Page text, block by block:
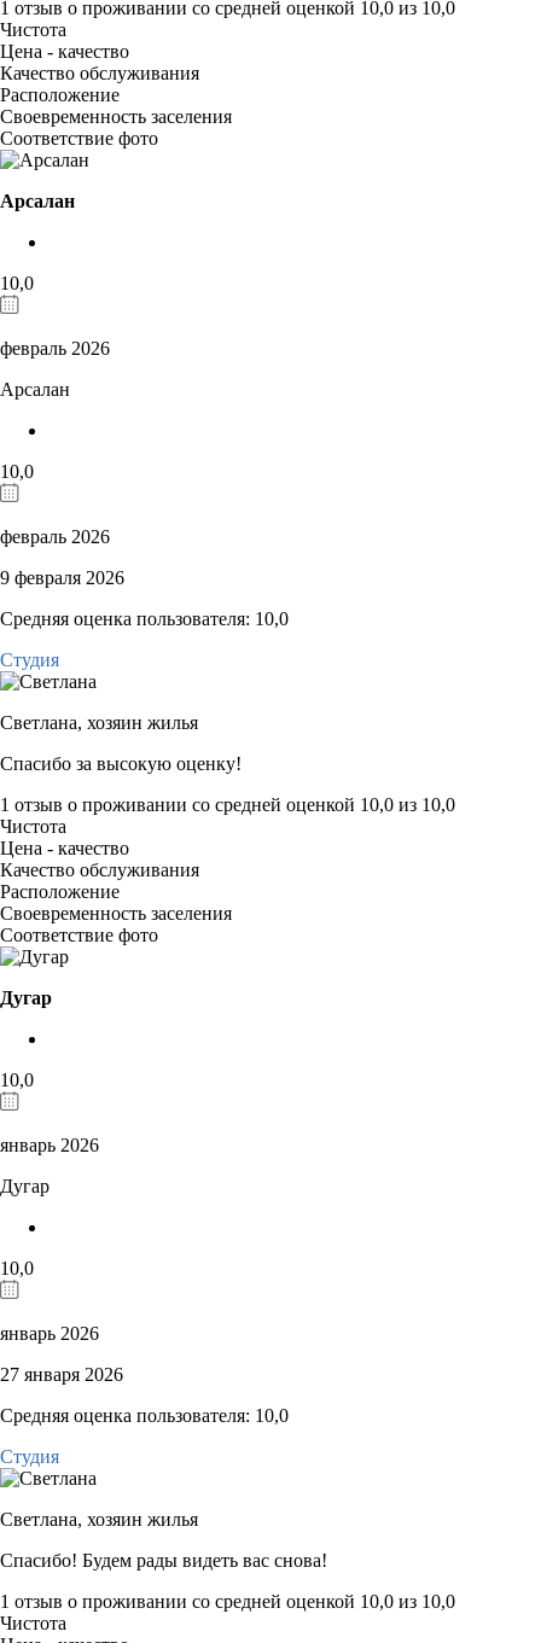
1 отзыв о проживании со средней оценкой 10,0 из 10,0
Чистота
Цена - качество
Качество обслуживания
Расположение
Своевременность заселения
Соответствие фото
Арсалан
10,0
февраль 2026
Арсалан
10,0
февраль 2026
9 февраля 2026
Средняя оценка пользователя: 10,0
Студия
Светлана, хозяин жилья
Спасибо за высокую оценку!
1 отзыв о проживании со средней оценкой 10,0 из 10,0
Чистота
Цена - качество
Качество обслуживания
Расположение
Своевременность заселения
Соответствие фото
Дугар
10,0
январь 2026
Дугар
10,0
январь 2026
27 января 2026
Средняя оценка пользователя: 10,0
Студия
Светлана, хозяин жилья
Спасибо! Будем рады видеть вас снова!
1 отзыв о проживании со средней оценкой 10,0 из 10,0
Чистота